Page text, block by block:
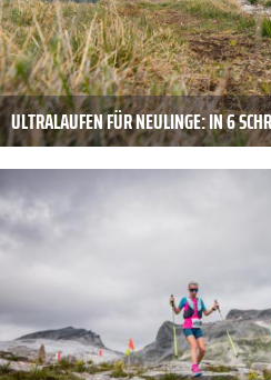
ULTRALAUFEN FÜR NEULINGE: IN 6